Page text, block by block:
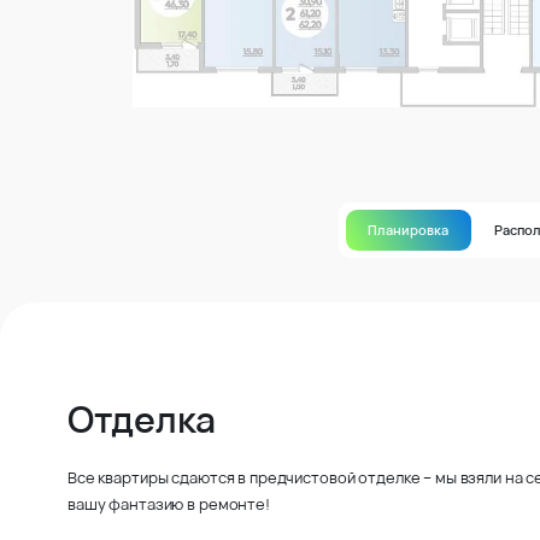
Планировка
Отделка
Все квартиры сдаются в предчистовой отделке – мы взяли
вашу фантазию в ремонте!